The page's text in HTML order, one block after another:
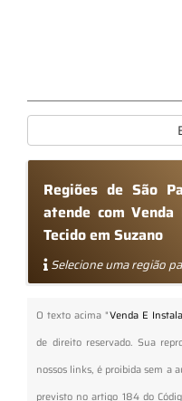
Regiões de São
atende com
Tecido em Suzano
Selecione uma região
O texto acima "Venda E
de direito reservado. Sua
nossos links, é proibida sem a
previsto no artigo 184 do